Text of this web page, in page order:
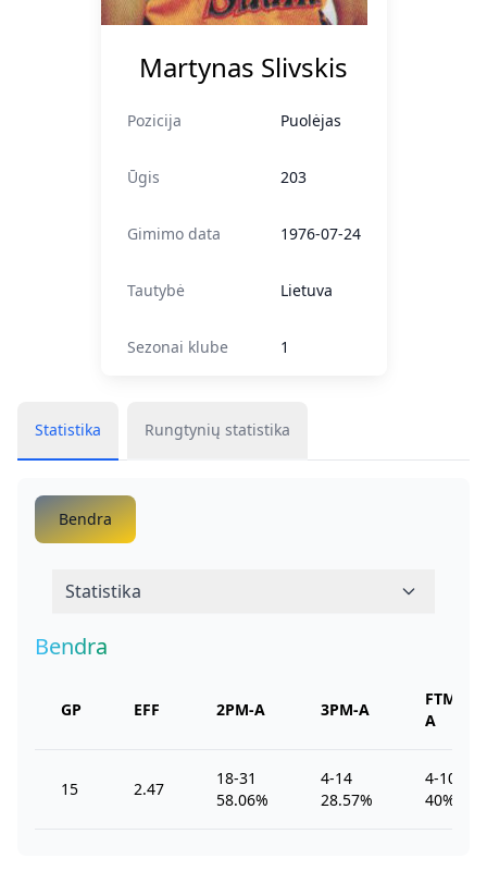
Martynas Slivskis
Pozicija Puolėjas
Ūgis 203
Gimimo data 1976-07-24
Tautybė Lietuva
Sezonai klube 1
Statistika Rungtynių statistika
Bendra
Statistika
Bendra
GP EFF 2PM-A 3PM-A
FTM-
A
15 2.47
18-31
58.06%
4-14
28.57%
4-10
40%